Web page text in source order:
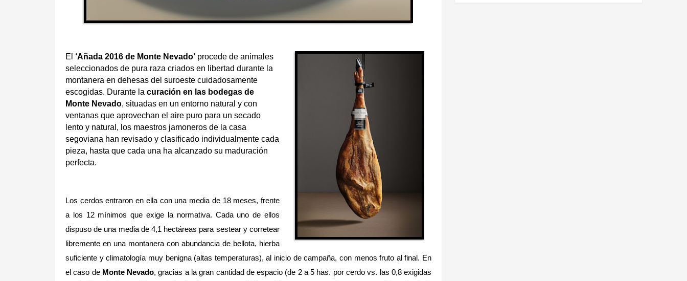
El ‘Añada 2016 de Monte Nevado’ procede de animales
seleccionados de pura raza criados en libertad durante la
montanera en dehesas del suroeste cuidadosamente
escogidas. Durante la curación en las bodegas de
Monte Nevado, situadas en un entorno natural y con
ventanas que aprovechan el aire puro para un secado
lento y natural, los maestros jamoneros de la casa
segoviana han revisado y clasificado individualmente cada
pieza, hasta que cada una ha alcanzado su maduración
perfecta.
Los cerdos entraron en ella con una media de 18 meses, frente
a los 12 mínimos que exige la normativa. Cada uno de ellos
dispuso de una media de 4,1 hectáreas para sestear y corretear
libremente en una montanera con abundancia de bellota, hierba
suficiente y climatología muy benigna (altas temperaturas), al inicio de campaña, con menos fruto al final. En
el caso de Monte Nevado, gracias a la gran cantidad de espacio (de 2 a 5 has. por cerdo vs. las 0,8 exigidas